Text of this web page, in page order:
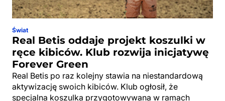
Świat
Real Betis oddaje projekt koszulki w
ręce kibiców. Klub rozwija inicjatywę
Forever Green
Real Betis po raz kolejny stawia na niestandardową
aktywizację swoich kibiców. Klub ogłosił, że
specjalna koszulka przygotowywana w ramach